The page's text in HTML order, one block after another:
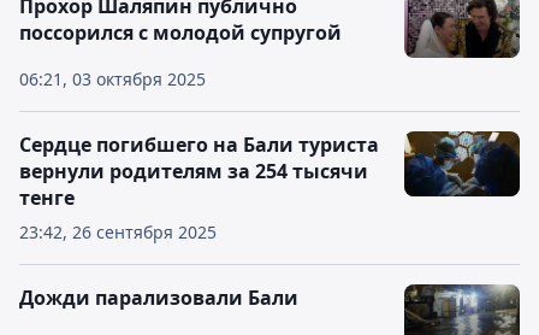
06:21, 03 октября 2025
Прохор Шаляпин публично
поссорился с молодой супругой
23:42, 26 сентября 2025
Сердце погибшего на Бали туриста
вернули родителям за 254 тысячи
тенге
Дожди парализовали Бали